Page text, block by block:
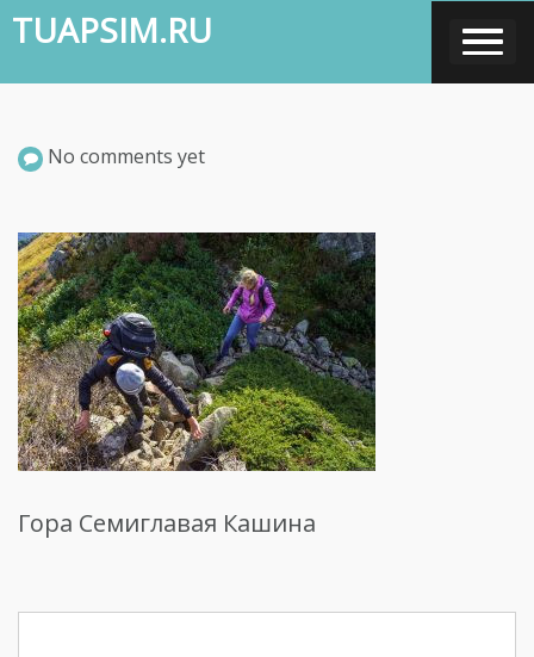
Skip
to
content
TUAPSIM.RU
No comments yet
Гора Семиглавая Кашина
Навигация